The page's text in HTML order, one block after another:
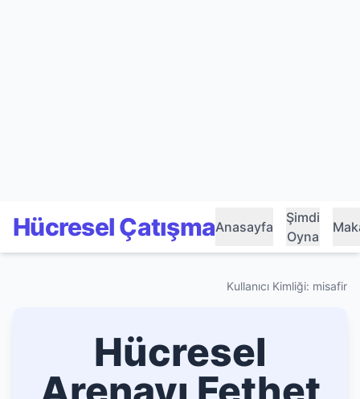
Hücresel ÇatışmaAnasayfa
Şimdi
Oyna
Kullanıcı Kimliği: misafir
Hücresel